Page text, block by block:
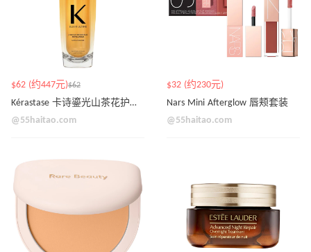
$62 (约447元)$62
Kérastase 卡诗鎏光山茶花护发精油 75ml
@55haitao.com
$32 (约230元)
Nars Mini Afterglow 唇颊套装
@55haitao.com